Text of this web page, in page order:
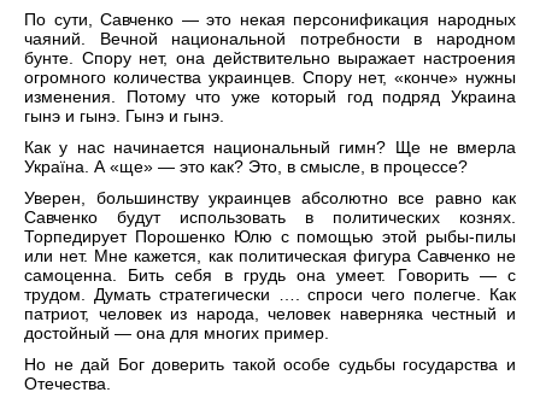
По сути, Савченко — это некая персонификация народных
чаяний. Вечной национальной потребности в народном
бунте. Спору нет, она действительно выражает настроения
огромного количества украинцев. Спору нет, «конче» нужны
изменения. Потому что уже который год подряд Украина
гынэ и гынэ. Гынэ и гынэ.
Как у нас начинается национальный гимн? Ще не вмерла
Україна. А «ще» — это как? Это, в смысле, в процессе?
Уверен, большинству украинцев абсолютно все равно как
Савченко будут использовать в политических кознях.
Торпедирует Порошенко Юлю с помощью этой рыбы-пилы
или нет. Мне кажется, как политическая фигура Савченко не
самоценна. Бить себя в грудь она умеет. Говорить — с
трудом. Думать стратегически …. спроси чего полегче. Как
патриот, человек из народа, человек наверняка честный и
достойный — она для многих пример.
Но не дай Бог доверить такой особе судьбы государства и
Отечества.